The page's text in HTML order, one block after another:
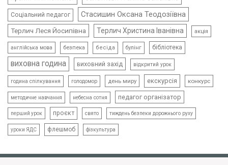
Соціальний педагог Стасишин Оксана Теодозіївна
Терлич Леся Йосипівна Терлич Христина Іванівна акція
англійська мова безпека бесіда булінг бібліотека
виховна година виховний захід відкритий урок
година спілкування голодомор день миру екскурсія конкурс
методичне навчання небесна сотня педагог організатор
перший урок проєкт свято тиждень безпеки дорожнього руху
уроки ЯДС флешмоб фізкультура